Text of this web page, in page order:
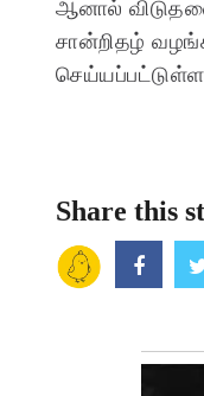
ஆனால்
சான்றிதழ்
Share this